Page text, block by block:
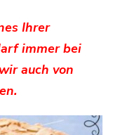
Ihrer
immer bei
auch von